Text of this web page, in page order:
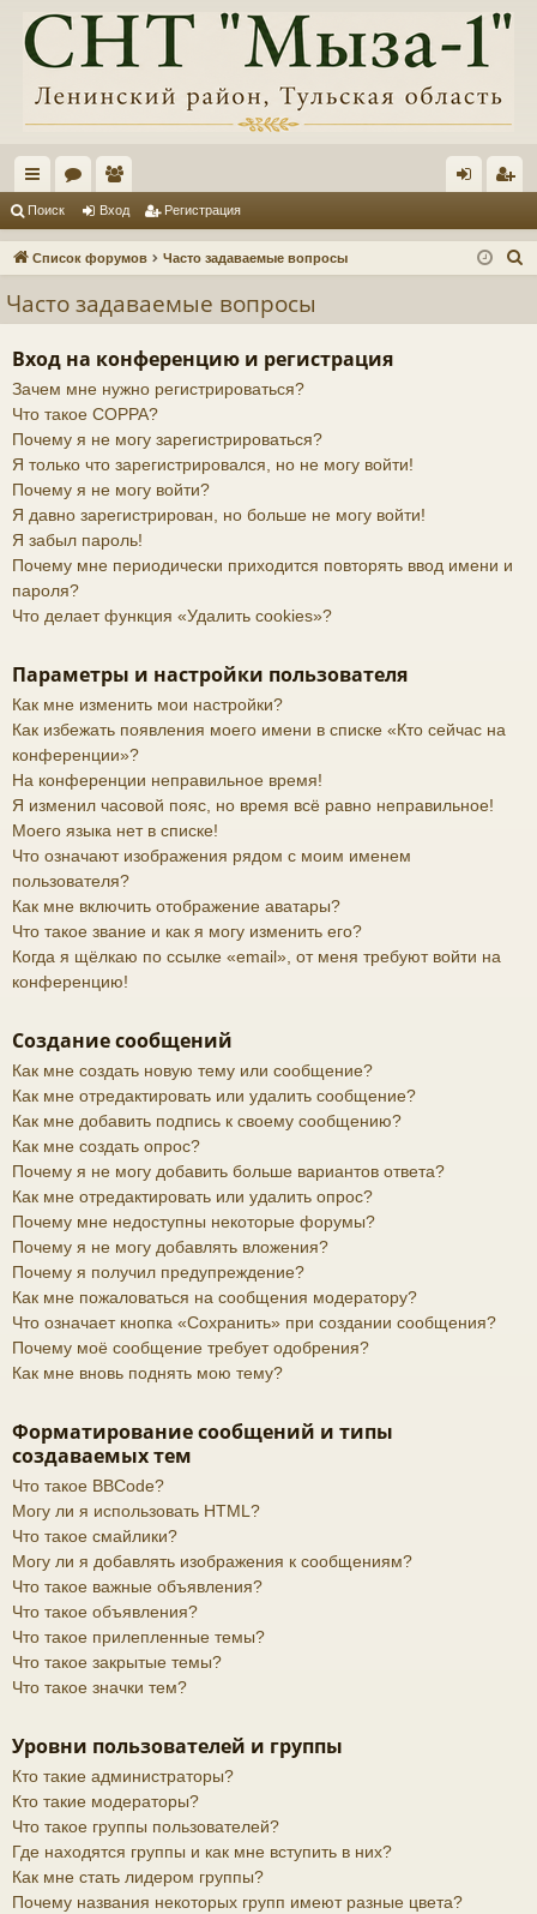
с
ы ум
ол
ьз
ат
ел
и
д ис
Поиск Вход Регистрация
Список форумов Часто задаваемые вопросы
Часто задаваемые вопросы
Вход на конференцию и регистрация
Зачем мне нужно регистрироваться?
Что такое COPPA?
Почему я не могу зарегистрироваться?
Я только что зарегистрировался, но не могу войти!
Почему я не могу войти?
Я давно зарегистрирован, но больше не могу войти!
Я забыл пароль!
Почему мне периодически приходится повторять ввод имени и
пароля?
Что делает функция «Удалить cookies»?
Параметры и настройки пользователя
Как мне изменить мои настройки?
Как избежать появления моего имени в списке «Кто сейчас на
конференции»?
На конференции неправильное время!
Я изменил часовой пояс, но время всё равно неправильное!
Моего языка нет в списке!
Что означают изображения рядом с моим именем
пользователя?
Как мне включить отображение аватары?
Что такое звание и как я могу изменить его?
Когда я щёлкаю по ссылке «email», от меня требуют войти на
конференцию!
Создание сообщений
Как мне создать новую тему или сообщение?
Как мне отредактировать или удалить сообщение?
Как мне добавить подпись к своему сообщению?
Как мне создать опрос?
Почему я не могу добавить больше вариантов ответа?
Как мне отредактировать или удалить опрос?
Почему мне недоступны некоторые форумы?
Почему я не могу добавлять вложения?
Почему я получил предупреждение?
Как мне пожаловаться на сообщения модератору?
Что означает кнопка «Сохранить» при создании сообщения?
Почему моё сообщение требует одобрения?
Как мне вновь поднять мою тему?
Форматирование сообщений и типы
создаваемых тем
Что такое BBCode?
Могу ли я использовать HTML?
Что такое смайлики?
Могу ли я добавлять изображения к сообщениям?
Что такое важные объявления?
Что такое объявления?
Что такое прилепленные темы?
Что такое закрытые темы?
Что такое значки тем?
Уровни пользователей и группы
Кто такие администраторы?
Кто такие модераторы?
Что такое группы пользователей?
Где находятся группы и как мне вступить в них?
Как мне стать лидером группы?
Почему названия некоторых групп имеют разные цвета?